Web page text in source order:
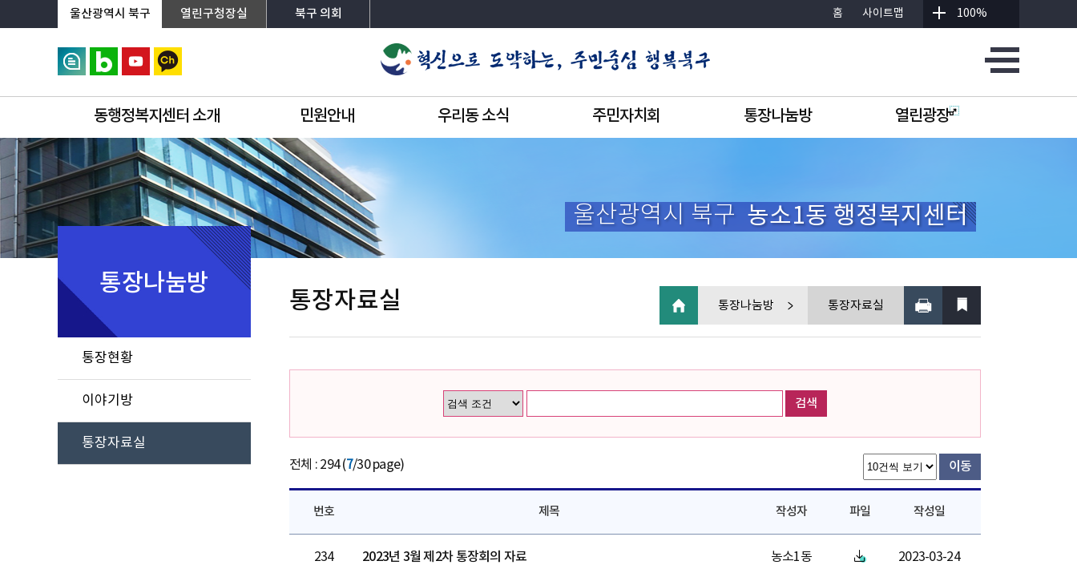
상단메뉴로 바로가기
전체메뉴로 바로가기
왼쪽메뉴로 바로가기
본문으로 바로가기울산광역시 북구 열린구청장실 북구 의회 홈 사이트맵 100%
동행정복지센터 소개 민원안내 우리동 소식 주민자치회 통장나눔방 열린광장
울산광역시 북구 농소1동 행정복지센터
통장나눔방
통장현황
이야기방
통장자료실
통장자료실 통장나눔방 통장자료실
검색
전체 : 294 (7/30 page) 이동
번호 제목 작성자 파일 작성일
234 2023년 3월 제2차 통장회의 자료 농소1동 2023-03-24